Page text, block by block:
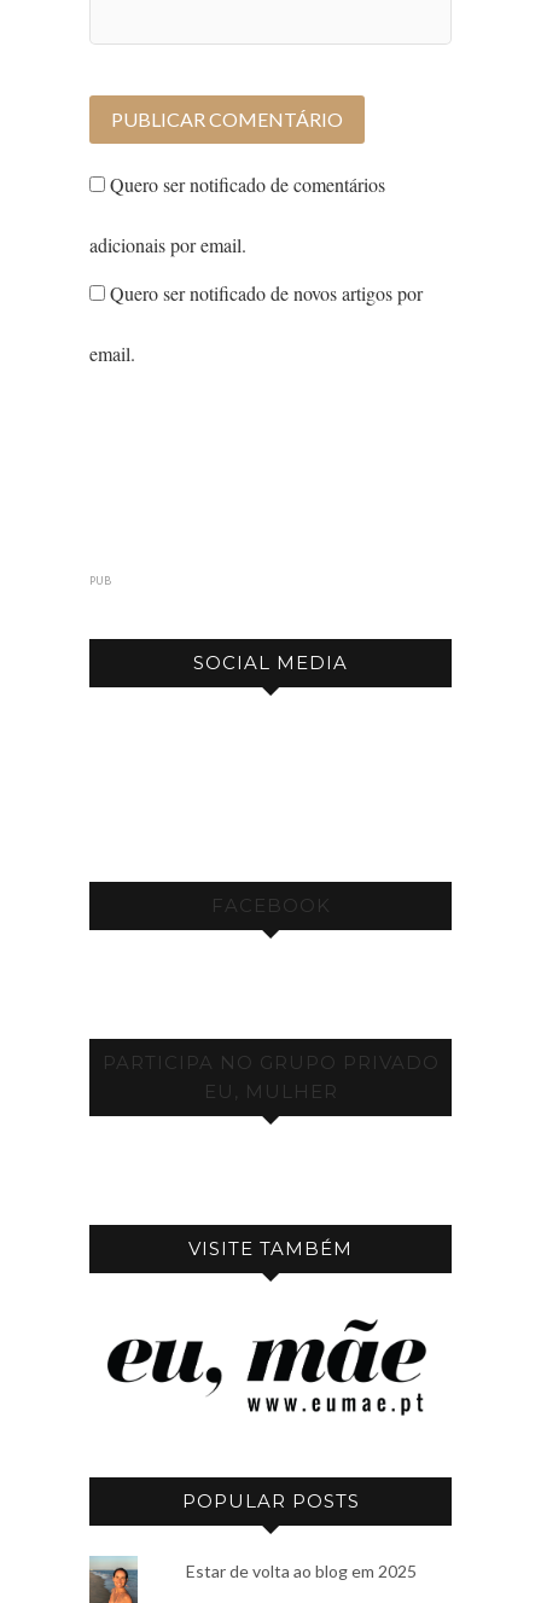
Quero ser notificado de comentários
adicionais por email.
Quero ser notificado de novos artigos por
email.
PUB
SOCIAL MEDIA
FACEBOOK
PARTICIPA NO GRUPO PRIVADO
EU, MULHER
VISITE TAMBÉM
POPULAR POSTS
Estar de volta ao blog em 2025